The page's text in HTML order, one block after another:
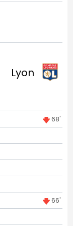
Lyon
68'
66'